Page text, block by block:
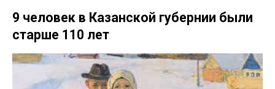
9 человек в Казанской губернии были
старше 110 лет